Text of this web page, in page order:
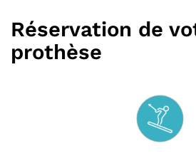
Réservation de
prothèse